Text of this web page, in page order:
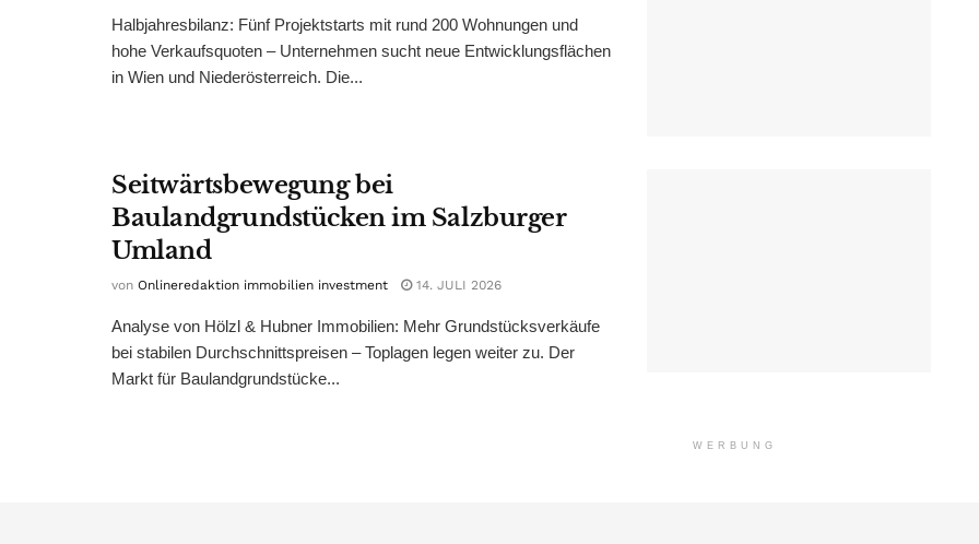
Halbjahresbilanz: Fünf Projektstarts mit rund 200 Wohnungen und
hohe Verkaufsquoten – Unternehmen sucht neue Entwicklungsflächen
in Wien und Niederösterreich. Die...
Seitwärtsbewegung bei
Baulandgrundstücken im Salzburger
Umland
von Onlineredaktion immobilien investment 14. JULI 2026
Analyse von Hölzl & Hubner Immobilien: Mehr Grundstücksverkäufe
bei stabilen Durchschnittspreisen – Toplagen legen weiter zu. Der
Markt für Baulandgrundstücke...
WERBUNG